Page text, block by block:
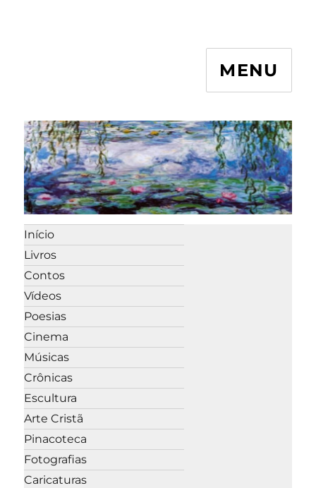
MENU
Início
Livros
Contos
Vídeos
Poesias
Cinema
Músicas
Crônicas
Escultura
Arte Cristã
Pinacoteca
Fotografias
Caricaturas